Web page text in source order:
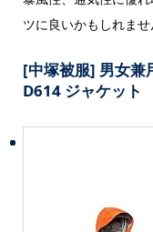
ツに良いかもしれませ
[中塚被服] 男女兼
D614 ジャケット